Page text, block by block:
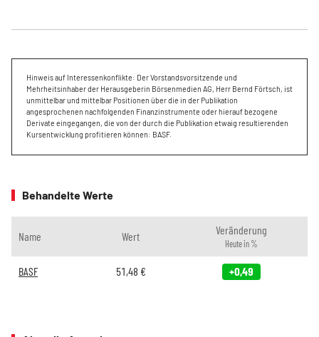
Hinweis auf Interessenkonflikte: Der Vorstandsvorsitzende und
Mehrheitsinhaber der Herausgeberin Börsenmedien AG, Herr Bernd Förtsch, ist
unmittelbar und mittelbar Positionen über die in der Publikation
angesprochenen nachfolgenden Finanzinstrumente oder hierauf bezogene
Derivate eingegangen, die von der durch die Publikation etwaig resultierenden
Kursentwicklung profitieren können: BASF.
Behandelte Werte
Name Wert Veränderung
Heute in %
BASF 51,48 € +0,49